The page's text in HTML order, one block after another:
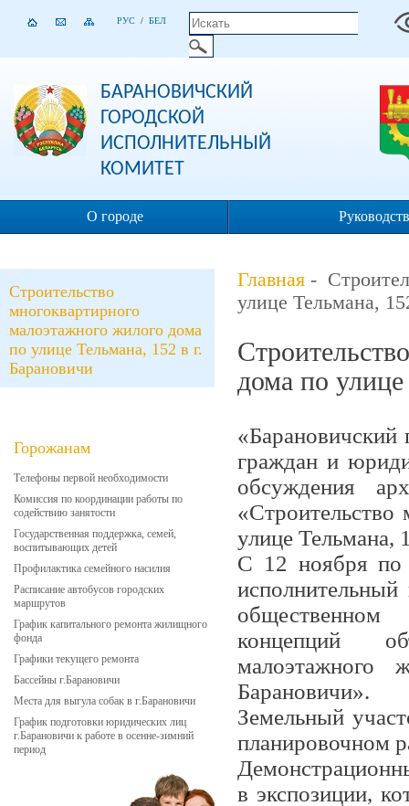
РУС / БЕЛ
БАРАНОВИЧСКИЙ
ГОРОДСКОЙ
ИСПОЛНИТЕЛЬНЫЙ
КОМИТЕТ
О городе
Строительство
многоквартирного
малоэтажного жилого дома
по улице Тельмана, 152 в г.
Барановичи
Горожанам
Телефоны первой необходимости
Комиссия по координации работы по
содействию занятости
Государственная поддержка, семей,
воспитывающих детей
Профилактика семейного насилия
Расписание автобусов городских
маршрутов
График капитального ремонта жилищного
фонда
Графики текущего ремонта
Бассейны г.Барановичи
Места для выгула собак в г.Барановичи
График подготовки юридических лиц
г.Барановичи к работе в осенне-зимний
период
Главная -
улице Тельмана,
дома по
«Барановичский
граждан и
обсуждения
улице Тельмана,
С 12 ноября по
общественном
концепций
Барановичи».
Земельный
планировочном
в экспозиции,